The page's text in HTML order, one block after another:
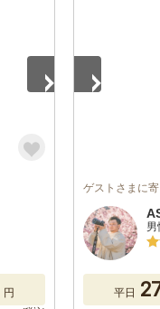
円
ゲストさまに
平日